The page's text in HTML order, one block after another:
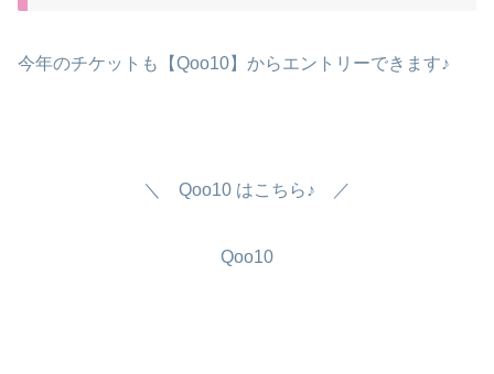
今年のチケットも【Qoo10】からエントリーできます♪
＼ Qoo10 はこちら♪ ／
Qoo10